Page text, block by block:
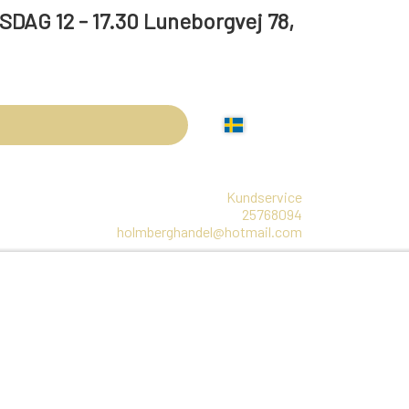
- 17.30 Luneborgvej 78,
Kundservice
25768094
holmberghandel@hotmail.com